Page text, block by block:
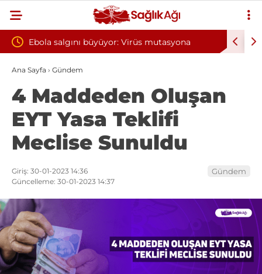
Virüs mutasyona Yılın ilk 6 ayında 10 bini aşkın hasta
Ana Sayfa › Gündem
4 Maddeden Oluşan
EYT Yasa Teklifi
Meclise Sunuldu
Giriş: 30-01-2023 14:36
Güncelleme: 30-01-2023 14:37
Gündem